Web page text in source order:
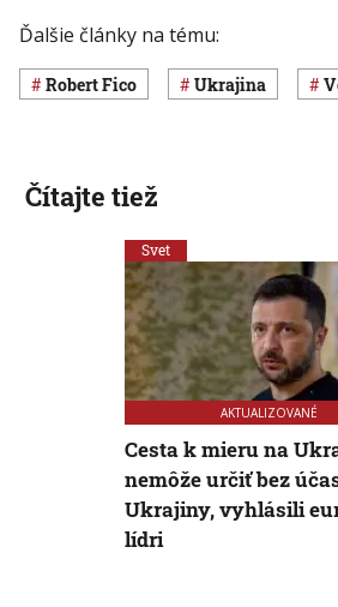
Ďalšie články na tému:
Robert Fico Ukrajina
Čítajte tiež
Svet
AKTUALIZOVANÉ
Cesta k mieru na
nemôže určiť bez
Ukrajiny, vyhlásili
lídri